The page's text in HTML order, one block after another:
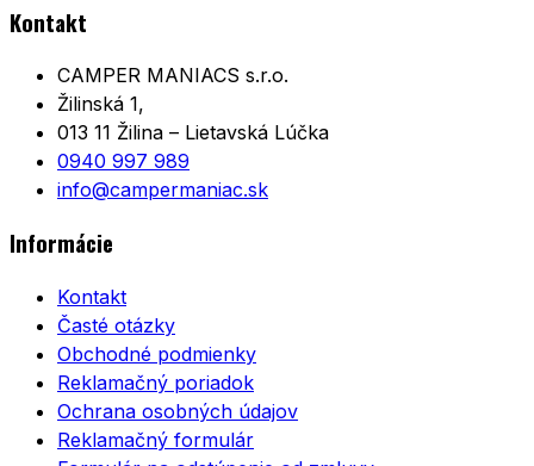
Kontakt
CAMPER MANIACS s.r.o.
Žilinská 1,
013 11 Žilina – Lietavská Lúčka
0940 997 989
info@campermaniac.sk
Informácie
Kontakt
Časté otázky
Obchodné podmienky
Reklamačný poriadok
Ochrana osobných údajov
Reklamačný formulár